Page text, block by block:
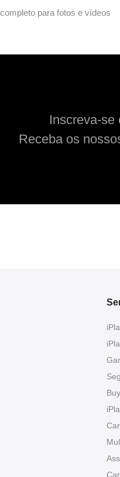
para fotos e vídeos
Inscreva-se
Receba os